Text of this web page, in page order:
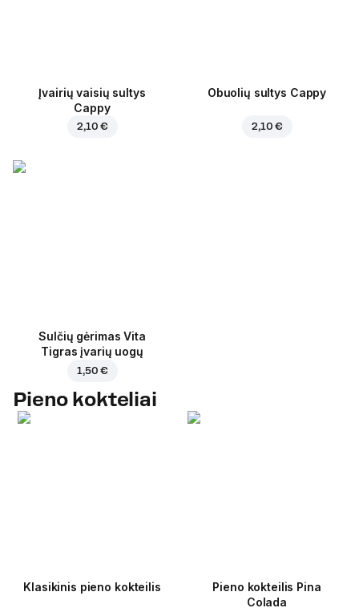
Įvairių vaisių sultys
Cappy
2,10 €
Obuolių sultys Cappy
2,10 €
Sulčių gėrimas Vita
Tigras įvarių uogų
1,50 €
Pieno kokteliai
Klasikinis pieno kokteilis
Pieno kokteilis Pina
Colada